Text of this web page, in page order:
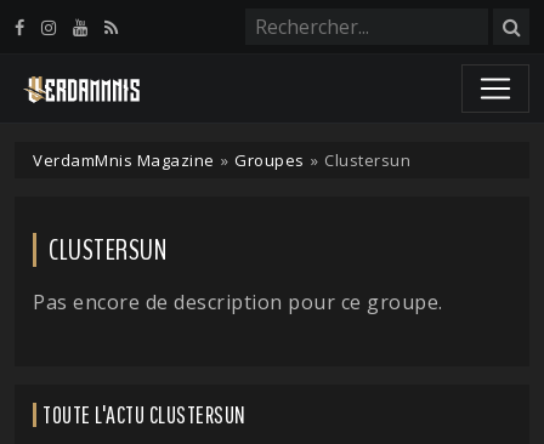
VerdamMnis Magazine » Groupes » Clustersun
CLUSTERSUN
Pas encore de description pour ce groupe.
TOUTE L'ACTU CLUSTERSUN
Panneau de gestion des cookies